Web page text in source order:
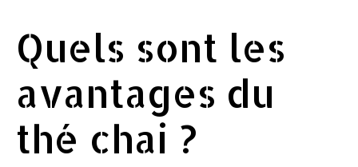
Quels sont les
avantages du
thé chai ?